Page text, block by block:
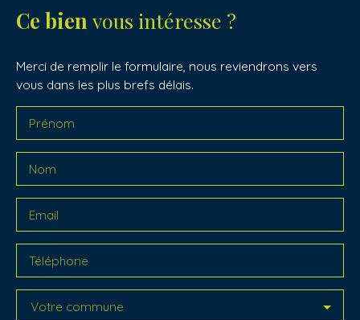
Ce bien vous intéresse ?
Merci de remplir le formulaire, nous reviendrons vers
vous dans les plus brefs délais.
Prénom
Nom
Email
Téléphone
Votre commune